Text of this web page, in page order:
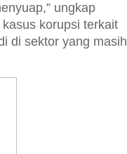
ungkap
korupsi terkait
di sektor yang masih